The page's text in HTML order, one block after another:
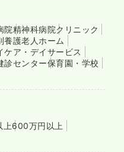
院精神科病院クリニック
養護老人ホーム
ケア・デイサービス
診センター保育園・学校
上600万円以上